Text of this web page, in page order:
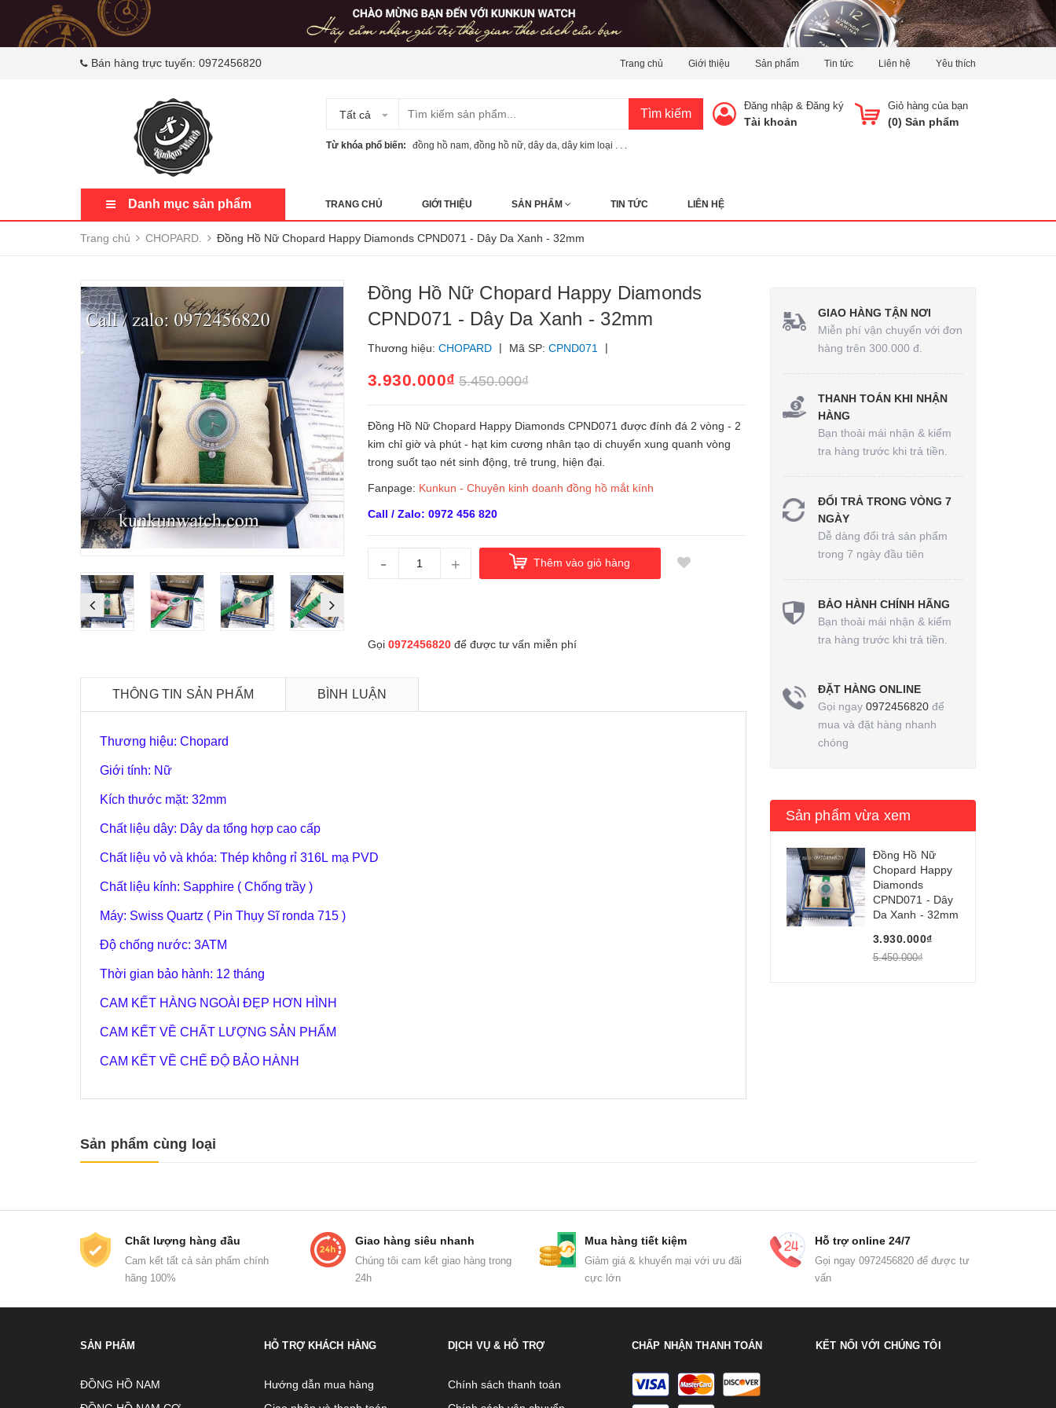
Bán hàng trực tuyến: 0972456820 Trang chủ Giới thiệu Sản phẩm Tin tức Liên hệ Yêu thích
Tất cả Tìm kiếm
Từ khóa phổ biến: đồng hồ nam đồng hồ nữ dây da dây kim loại . . .
Giỏ hàng của bạn
(0) Sản phẩm
Đăng nhập & Đăng ký
Tài khoản
Danh mục sản phẩm TRANG CHỦ GIỚI THIỆU SẢN PHẨM TIN TỨC LIÊN HỆ
Trang chủ CHOPARD. Đồng Hồ Nữ Chopard Happy Diamonds CPND071 - Dây Da Xanh - 32mm
Đồng Hồ Nữ Chopard Happy Diamonds
CPND071 - Dây Da Xanh - 32mm
Thương hiệu: CHOPARD | Mã SP: CPND071 |
3.930.000₫ 5.450.000₫
Đồng Hồ Nữ Chopard Happy Diamonds CPND071 được đính đá 2 vòng - 2
kim chỉ giờ và phút - hạt kim cương nhân tạo di chuyển xung quanh vòng
trong suốt tạo nét sinh động, trẻ trung, hiện đại.
Fanpage: Kunkun - Chuyên kinh doanh đồng hồ mắt kính
Call / Zalo: 0972 456 820
- + Thêm vào giỏ hàng
Gọi 0972456820để được tư vấn miễn phí
THÔNG TIN SẢN PHẨM BÌNH LUẬN
Thương hiệu: Chopard
Giới tính: Nữ
Kích thước mặt: 32mm
Chất liệu dây: Dây da tổng hợp cao cấp
Chất liệu vỏ và khóa: Thép không rỉ 316L mạ PVD
Chất liệu kính: Sapphire ( Chống trầy )
Máy: Swiss Quartz ( Pin Thụy Sĩ ronda 715 )
Độ chống nước: 3ATM
Thời gian bảo hành: 12 tháng
CAM KẾT HÀNG NGOÀI ĐẸP HƠN HÌNH
CAM KẾT VỀ CHẤT LƯỢNG SẢN PHẨM
CAM KẾT VỀ CHẾ ĐỘ BẢO HÀNH
GIAO HÀNG TẬN NƠI
Miễn phí vận chuyển với đơn
hàng trên 300.000 đ.
THANH TOÁN KHI NHẬN
HÀNG
Bạn thoải mái nhận & kiểm
tra hàng trước khi trả tiền.
ĐỔI TRẢ TRONG VÒNG 7
NGÀY
Dễ dàng đổi trả sản phẩm
trong 7 ngày đầu tiên
BẢO HÀNH CHÍNH HÃNG
Bạn thoải mái nhận & kiểm
tra hàng trước khi trả tiền.
ĐẶT HÀNG ONLINE
Gọi ngay 0972456820để
mua và đặt hàng nhanh
chóng
Sản phẩm vừa xem
Đồng Hồ Nữ
Chopard Happy
Diamonds
CPND071 - Dây
Da Xanh - 32mm
3.930.000₫
5.450.000₫
Sản phẩm cùng loại
Chất lượng hàng đầu
Cam kết tất cả sản phẩm chính
hãng 100%
Giao hàng siêu nhanh
Chúng tôi cam kết giao hàng trong
24h
Mua hàng tiết kiệm
Giảm giá & khuyến mại với ưu đãi
cực lớn
Hỗ trợ online 24/7
Gọi ngay 0972456820 để được tư
vấn
SẢN PHẨM
ĐỒNG HỒ NAM
HỖ TRỢ KHÁCH HÀNG
Hướng dẫn mua hàng
DỊCH VỤ & HỖ TRỢ
Chính sách thanh toán
CHẤP NHẬN THANH TOÁN KẾT NỐI VỚI CHÚNG TÔI